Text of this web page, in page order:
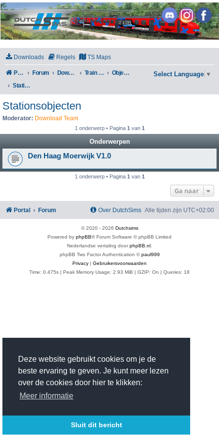
Deze website gebruikt cookies om je de
beste ervaring te geven. Je kunt meer lezen
over de cookies door hier te klikken:
Meer informatie
Sluit dit bericht
DutchSims
Downloads Regels TS Maps
Portal Forum Downloads Train Simulator Classic
Objecten
Stationsobjecten
Select Language ▼
Stationsobjecten
Moderator: Download Team
1 onderwerp • Pagina 1 van 1
Onderwerpen
Den Haag Moerwijk V1.0
1 onderwerp • Pagina 1 van 1
Ga naar
Portal Forum Alle tijden zijn UTC+02:00
Over DutchSims
© 2020 - 2026 Dutchsims
Powered by phpBB® Forum Software © phpBB Limited
Nederlandse vertaling doorphpBB.nl
phpBB Two Factor Authentication ©paul999
Privacy | Gebruikersvoorwaarden
Time: 0.475s | Peak Memory Usage: 2.93 MiB | GZIP: On | Queries: 18